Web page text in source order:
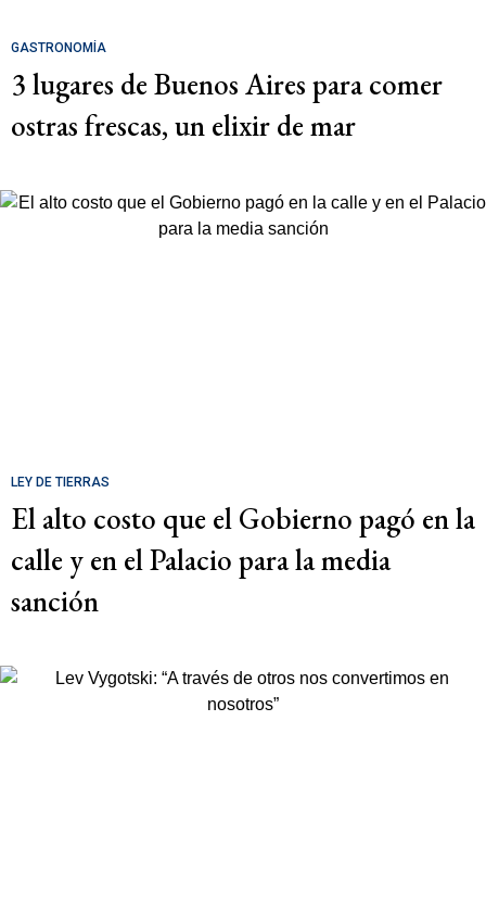
GASTRONOMÍA
3 lugares de Buenos Aires para comer
ostras frescas, un elixir de mar
LEY DE TIERRAS
El alto costo que el Gobierno pagó en la
calle y en el Palacio para la media
sanción